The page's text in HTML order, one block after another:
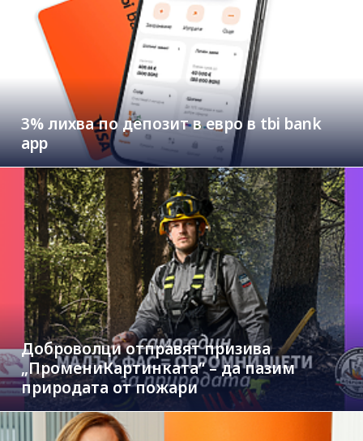
3% лихва по депозит в евро в tbi bank
app
Доброволци отправят призива
„ПромениКартинката“ – да пазим
природата от пожари